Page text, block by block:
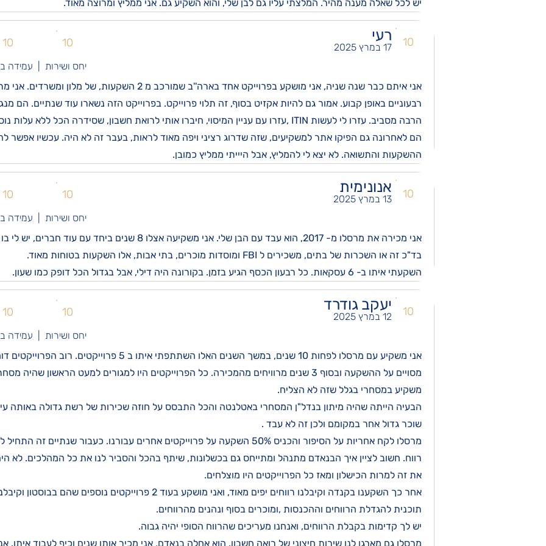
יש לכל שאלה מענה מהיר. המלצתי עליו גם לבן שלי, והוא השקיע גם. אני ממליץ ומרוצה מאוד.
10 10 רעי
17 במרץ 2025 10
יחס ושירות | עמידה
אני איתם כבר שנה שניה, אני מושקע בפרוייקט אחד בארה''ב שמורכב מ 2
רבעוניים באופן קבוע. אמור גם להיות אקזיט בסוף, זה תלוי פרוייקט. בפרוייקט הזה נשארו עוד שנתיים. הם
הרבה מסביב. עזרו לי לעשות ITIN ,עזרו עם עניין המיסוי, חיברו אותי לרואת חשבון, שסידרה הכל ללא עלות נוספת מצידי.
הם לאחרונה גם הפיקו אתר למשקיעים, שזה שדרוג רציני ויפה מאוד לראות, בעבר זה לא היה. עכשיו אפשר
ההשקעות והתשואה. לא יצא לי להמליץ, אבל היייתי ממליץ כמובן.
10 10 אנונימית
13 במרץ 2025 10
יחס ושירות | עמידה
אני מכירה את מרסלו מ- 2017, הוא עבד עם הבן שלי. אני משקיעה אצלו 8 שנים ביחד עם עוד חברים, יש לי בו אמון מלא.
בד"כ זה או השכרות של בתים, משכירים ל FBI ומוסדות מוכרים, בתי אבות, אלו השקעות בטוחות מאוד.
השקעתי איתו ב- 6 עסקאות. כל רבעון הכסף הגיע בזמן. בקורונה היה דילי, אבל בגדול הכל דופק כמו שעון.
10 10 יעקב גודרד
12 במרץ 2025 10
יחס ושירות | עמידה
אני משקיע עם מרסלו לפחות 10 שנים, במשך השנים האלו השתתפתי
מסויים על ההשקעה ובסוף 3 שנים מרוויחים מהמכירה. כל הפרוייקטים היו למגורים למעט הראשון
משקיע במסחרי בגלל שזה לא הצליח.
הבעיה הייתה שהיה מיתון בנדל"ן המסחרי באטלנטה והכל התבסס על חוזה שכירות של רשת גדולה באותה
שוכר גדול אחר במקומם ולכן זה לא עבד .
מרסלו לקח אחריות על הסיפור והכניס 50% השקעה על פרוייקטים אחרים עבורנו. כעבור
רווח. חשוב לציין איך הבנאדם מתנהל ומתייחס גם בכשלונות, שיתף בהכל והסביר לנו את כל המהלכים. לא
את זה למרות הכישלון ומאז כל הפרוייקטים היו מוצלחים.
אחר כך השקענו בקנדה וקיבלנו רווחים יפים מאוד, ואני מושקע בעוד 2
תוכנית להגדלת הרווחים וההכנסות ,ומוכרים בסוף ונהנים מהרווחים.
יש לך קדימות בקבלת הרווחים, ואנחנו מעריכים שהרווח הסופי יהיה גבוה.
מרסלו גם מארגן לנו שירות חיצוני של רואה חשבון. הוא אחלה בנאדם, אני מכיר אותו שנים וכיף לעבוד איתו.